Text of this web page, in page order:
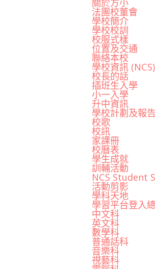
關於方小
法團校董會
學校簡介
學校校訓
校服式樣
位置及交通
聯絡本校
學校資訊 (NCS)
校長的話
插班生入學
小一入學
升中資訊
學校計劃及報告
校歌
校訊
家課冊
校曆表
學生成就
訓輔活動
NCS Student
活動剪影
學科天地
學習平台登入
中文科
英文科
數學科
普通話科
音樂科
視藝科